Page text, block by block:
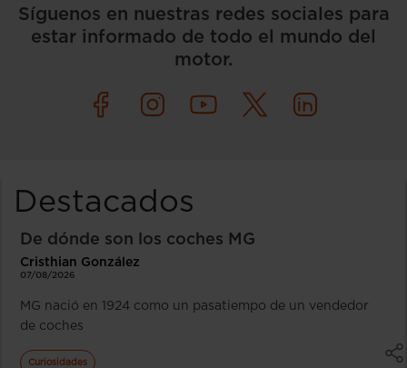
Síguenos en nuestras redes sociales para
estar informado de todo el mundo del
motor.
Destacados
De dónde son los coches MG
Cristhian González
07/08/2026
MG nació en 1924 como un pasatiempo de un vendedor
de coches
Curiosidades